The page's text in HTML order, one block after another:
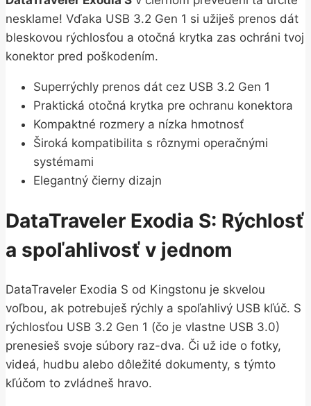
nesklame! Vďaka USB 3.2 Gen 1 si užiješ prenos dát
bleskovou rýchlosťou a otočná krytka zas ochráni tvoj
konektor pred poškodením.
Superrýchly prenos dát cez USB 3.2 Gen 1
Praktická otočná krytka pre ochranu konektora
Kompaktné rozmery a nízka hmotnosť
Široká kompatibilita s rôznymi operačnými
systémami
Elegantný čierny dizajn
DataTraveler Exodia S: Rýchlosť
a spoľahlivosť v jednom
DataTraveler Exodia S od Kingstonu je skvelou
voľbou, ak potrebuješ rýchly a spoľahlivý USB kľúč. S
rýchlosťou USB 3.2 Gen 1 (čo je vlastne USB 3.0)
prenesieš svoje súbory raz-dva. Či už ide o fotky,
videá, hudbu alebo dôležité dokumenty, s týmto
kľúčom to zvládneš hravo.